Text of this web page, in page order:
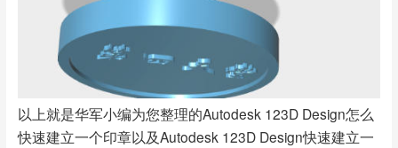
以上就是华军小编为您整理的Autodesk 123D Design怎么
快速建立一个印章以及Autodesk 123D Design快速建立一